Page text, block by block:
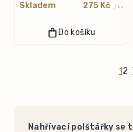
Skladem 275 Kč / ks
Do košíku
12
Nahřívací polštářky se